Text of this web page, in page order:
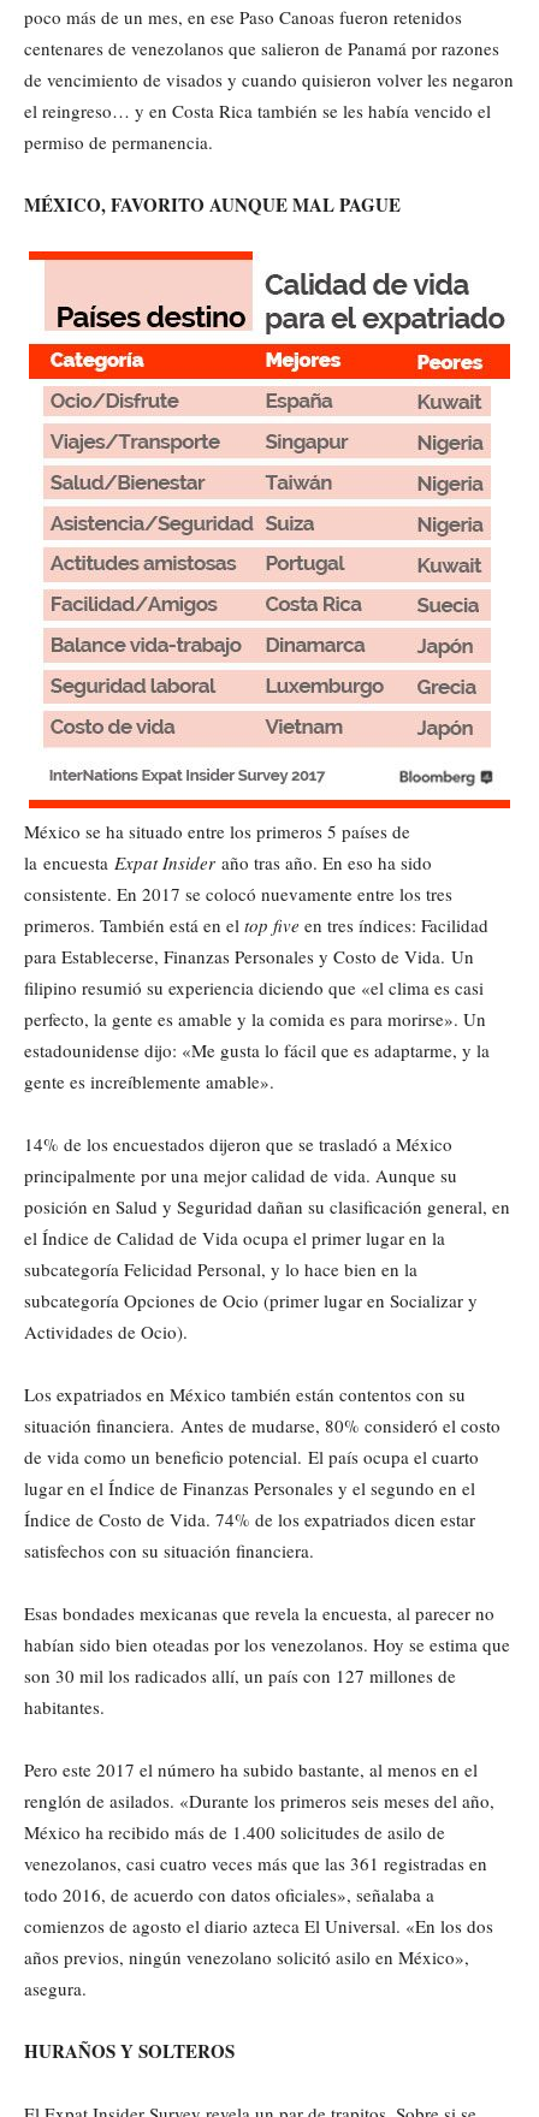
poco más de un mes, en ese Paso Canoas fueron retenidos
centenares de venezolanos que salieron de Panamá por razones
de vencimiento de visados y cuando quisieron volver les negaron
el reingreso… y en Costa Rica también se les había vencido el
permiso de permanencia.
MÉXICO, FAVORITO AUNQUE MAL PAGUE
México se ha situado entre los primeros 5 países de
la encuesta Expat Insider año tras año. En eso ha sido
consistente. En 2017 se colocó nuevamente entre los tres
primeros. También está en el top five en tres índices: Facilidad
para Establecerse, Finanzas Personales y Costo de Vida. Un
filipino resumió su experiencia diciendo que «el clima es casi
perfecto, la gente es amable y la comida es para morirse». Un
estadounidense dijo: «Me gusta lo fácil que es adaptarme, y la
gente es increíblemente amable».
14% de los encuestados dijeron que se trasladó a México
principalmente por una mejor calidad de vida. Aunque su
posición en Salud y Seguridad dañan su clasificación general, en
el Índice de Calidad de Vida ocupa el primer lugar en la
subcategoría Felicidad Personal, y lo hace bien en la
subcategoría Opciones de Ocio (primer lugar en Socializar y
Actividades de Ocio).
Los expatriados en México también están contentos con su
situación financiera. Antes de mudarse, 80% consideró el costo
de vida como un beneficio potencial. El país ocupa el cuarto
lugar en el Índice de Finanzas Personales y el segundo en el
Índice de Costo de Vida. 74% de los expatriados dicen estar
satisfechos con su situación financiera.
Esas bondades mexicanas que revela la encuesta, al parecer no
habían sido bien oteadas por los venezolanos. Hoy se estima que
son 30 mil los radicados allí, un país con 127 millones de
habitantes.
Pero este 2017 el número ha subido bastante, al menos en el
renglón de asilados. «Durante los primeros seis meses del año,
México ha recibido más de 1.400 solicitudes de asilo de
venezolanos, casi cuatro veces más que las 361 registradas en
todo 2016, de acuerdo con datos oficiales», señalaba a
comienzos de agosto el diario azteca El Universal. «En los dos
años previos, ningún venezolano solicitó asilo en México»,
asegura.
HURAÑOS Y SOLTEROS